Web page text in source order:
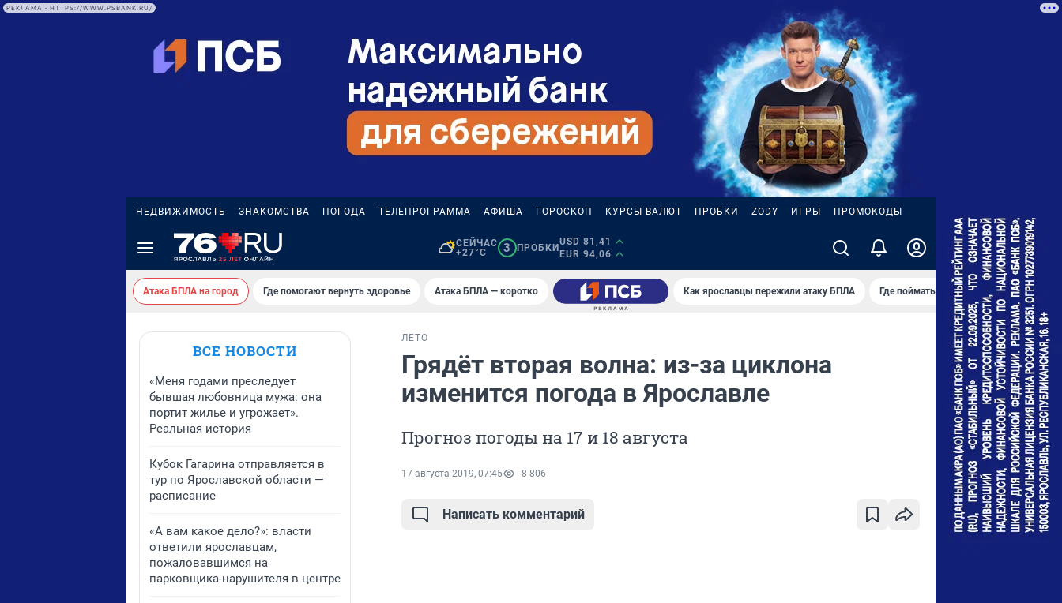
РЕКЛАМА • HTTPS://WWW.PSBANK.RU/
НЕДВИЖИМОСТЬ ЗНАКОМСТВА ПОГОДА ТЕЛЕПРОГРАММА АФИША ГОРОСКОП КУРСЫ ВАЛЮТ ПРОБКИ ZODY ИГРЫ ПРОМОКОДЫ
СЕЙЧАС
+27°C
3 ПРОБКИ
USD 81,41
EUR 94,06
Атака БПЛА на город Где помогают вернуть здоровье Атака БПЛА — коротко Как ярославцы пережили атаку БПЛА Где поймать настоящее лето
ВСЕ НОВОСТИ
«Меня годами преследует
бывшая любовница мужа: она
портит жилье и угрожает».
Реальная история
Кубок Гагарина отправляется в
тур по Ярославской области —
расписание
«А вам какое дело?»: власти
ответили ярославцам,
пожаловавшимся на
парковщика-нарушителя в центре
ЛЕТО
Грядёт вторая волна: из-за циклона
изменится погода в Ярославле
Прогноз погоды на 17 и 18 августа
17 августа 2019, 07:45 8 806
Написать комментарий